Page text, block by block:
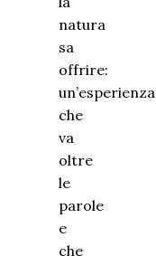
natura
sa
offrire:
un’esperienza
che
va
oltre
le
parole
e
che